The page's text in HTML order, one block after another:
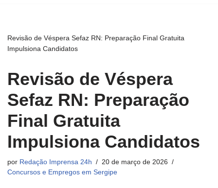
Revisão de Véspera Sefaz RN: Preparação Final Gratuita
Impulsiona Candidatos
Revisão de Véspera
Sefaz RN: Preparação
Final Gratuita
Impulsiona Candidatos
por Redação Imprensa 24h
20 de março de 2026
Concursos e Empregos em Sergipe